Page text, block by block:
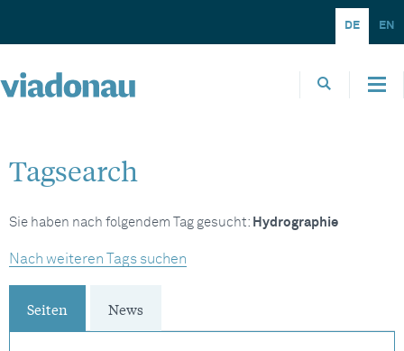
DE EN
Tagsearch
Sie haben nach folgendem Tag gesucht: Hydrographie
Nach weiteren Tags suchen
Seiten News